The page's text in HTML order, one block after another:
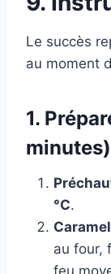
Le succès
au moment
1.
minutes)
°C.
au four,